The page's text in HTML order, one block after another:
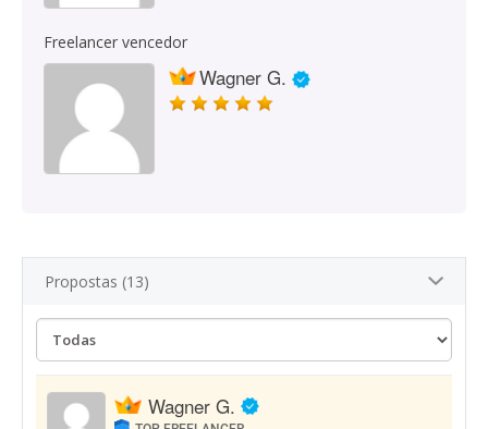
Freelancer vencedor
Wagner G.
Propostas (13)
Wagner G.